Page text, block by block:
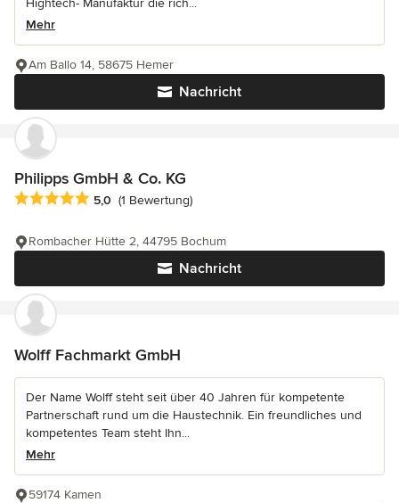
Mehr
Nachricht
Am Ballo 14, 58675 Hemer
Philipps GmbH & Co. KG
Durchschnittliche Bewertung: 5 von 5 Sternen
5,0 (1 Bewertung)
Nachricht
Rombacher Hütte 2, 44795 Bochum
Wolff Fachmarkt GmbH
Der Name Wolff steht seit über 40 Jahren für kompetente
Partnerschaft rund um die Haustechnik. Ein freundliches und
kompetentes Team steht Ihn...
Mehr
59174 Kamen